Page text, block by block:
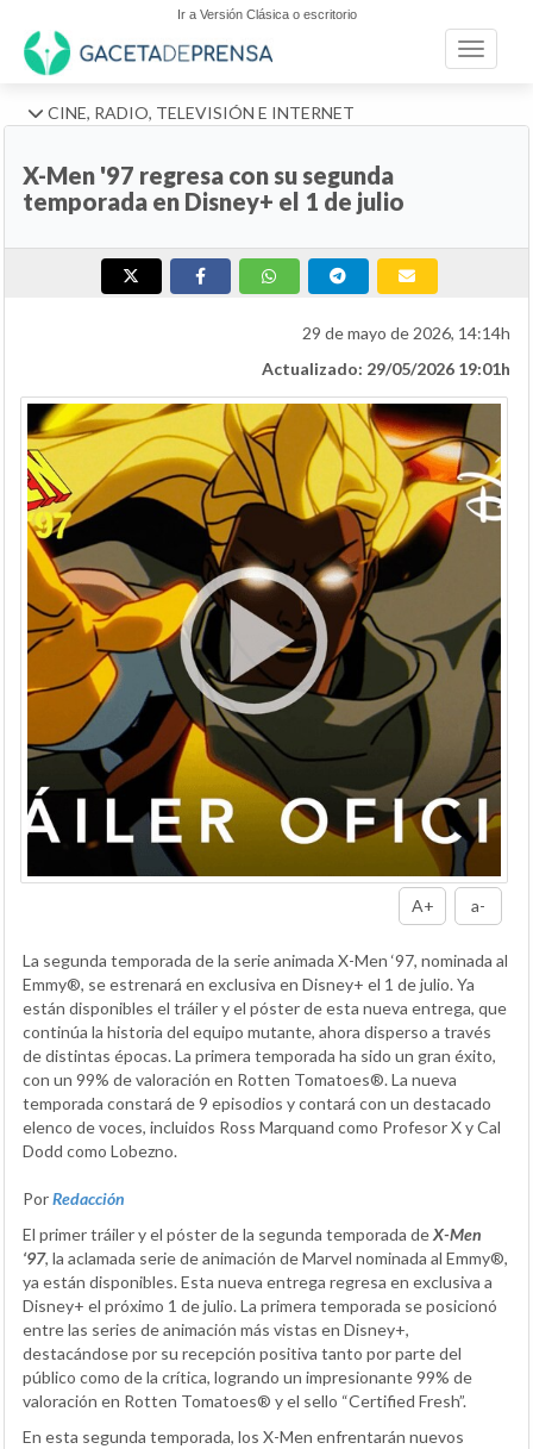
Ir a Versión Clásica o escritorio
Toggle
CINE, RADIO, TELEVISIÓN E INTERNET
X-Men '97 regresa con su segunda
temporada en Disney+ el 1 de julio
29 de mayo de 2026, 14:14h
Actualizado: 29/05/2026 19:01h
A+ a-
La segunda temporada de la serie animada X-Men ‘97, nominada al
Emmy®, se estrenará en exclusiva en Disney+ el 1 de julio. Ya
están disponibles el tráiler y el póster de esta nueva entrega, que
continúa la historia del equipo mutante, ahora disperso a través
de distintas épocas. La primera temporada ha sido un gran éxito,
con un 99% de valoración en Rotten Tomatoes®. La nueva
temporada constará de 9 episodios y contará con un destacado
elenco de voces, incluidos Ross Marquand como Profesor X y Cal
Dodd como Lobezno.
PorRedacción
El primer tráiler y el póster de la segunda temporada deX-Men
‘97, la aclamada serie de animación de Marvel nominada al Emmy®,
ya están disponibles. Esta nueva entrega regresa en exclusiva a
Disney+ el próximo 1 de julio. La primera temporada se posicionó
entre las series de animación más vistas en Disney+,
destacándose por su recepción positiva tanto por parte del
público como de la crítica, logrando un impresionante 99% de
valoración en Rotten Tomatoes® y el sello “Certified Fresh”.
En esta segunda temporada, los X-Men enfrentarán nuevos